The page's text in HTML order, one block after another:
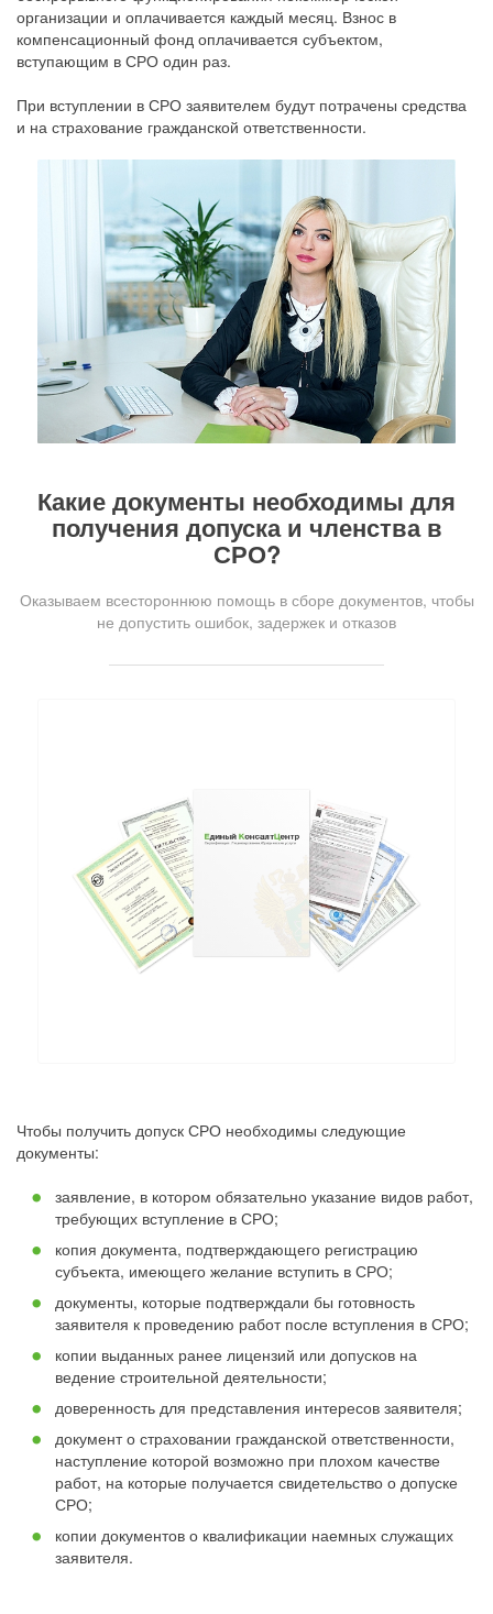
организации и оплачивается каждый месяц. Взнос в
компенсационный фонд оплачивается субъектом,
вступающим в СРО один раз.
При вступлении в СРО заявителем будут потрачены средства
и на страхование гражданской ответственности.
Какие документы необходимы для
получения допуска и членства в
СРО?
Оказываем всестороннюю помощь в сборе документов, чтобы
не допустить ошибок, задержек и отказов
Чтобы получить допуск СРО необходимы следующие
документы:
заявление, в котором обязательно указание видов работ,
требующих вступление в СРО;
копия документа, подтверждающего регистрацию
субъекта, имеющего желание вступить в СРО;
документы, которые подтверждали бы готовность
заявителя к проведению работ после вступления в СРО;
копии выданных ранее лицензий или допусков на
ведение строительной деятельности;
доверенность для представления интересов заявителя;
документ о страховании гражданской ответственности,
наступление которой возможно при плохом качестве
работ, на которые получается свидетельство о допуске
СРО;
копии документов о квалификации наемных служащих
заявителя.